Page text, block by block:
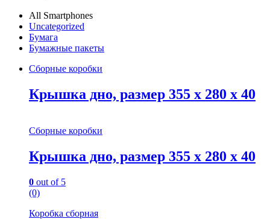
All Smartphones
Uncategorized
Бумага
Бумажные пакеты
Сборные коробки
Крышка дно, размер 355 х 280 х 40
Сборные коробки
Крышка дно, размер 355 х 280 х 40
0 out of 5
(0)
Коробка сборная